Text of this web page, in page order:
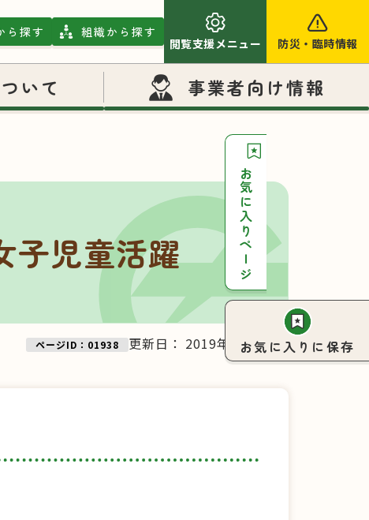
ら探す 組織から探す
閲覧支援メニュー 防災 ・ 臨時情報
いて 事業者向け情報
お気に入りページ
お気に入りに保存
子児童活躍
ページID：01938 更新日： 2019年09月19日